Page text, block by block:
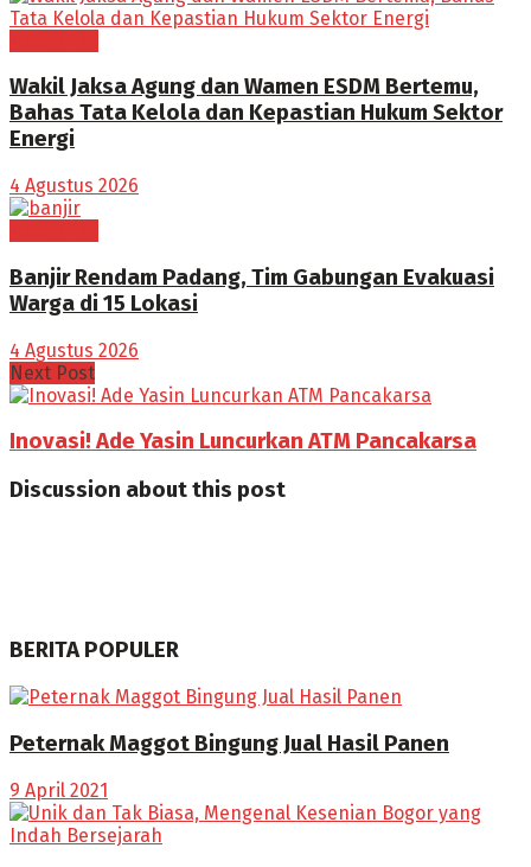
Wakil Jaksa Agung dan Wamen ESDM Bertemu,
Bahas Tata Kelola dan Kepastian Hukum Sektor
Energi
4 Agustus 2026
Banjir Rendam Padang, Tim Gabungan Evakuasi
Warga di 15 Lokasi
4 Agustus 2026
Next Post
Inovasi! Ade Yasin Luncurkan ATM Pancakarsa
Discussion about this post
BERITA POPULER
Peternak Maggot Bingung Jual Hasil Panen
9 April 2021